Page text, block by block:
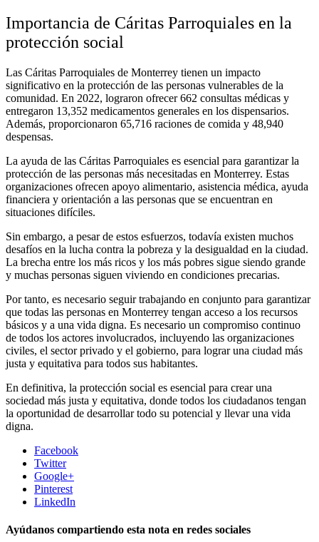
Importancia de Cáritas Parroquiales en la
protección social
Las Cáritas Parroquiales de Monterrey tienen un impacto
significativo en la protección de las personas vulnerables de la
comunidad. En 2022, lograron ofrecer 662 consultas médicas y
entregaron 13,352 medicamentos generales en los dispensarios.
Además, proporcionaron 65,716 raciones de comida y 48,940
despensas.
La ayuda de las Cáritas Parroquiales es esencial para garantizar la
protección de las personas más necesitadas en Monterrey. Estas
organizaciones ofrecen apoyo alimentario, asistencia médica, ayuda
financiera y orientación a las personas que se encuentran en
situaciones difíciles.
Sin embargo, a pesar de estos esfuerzos, todavía existen muchos
desafíos en la lucha contra la pobreza y la desigualdad en la ciudad.
La brecha entre los más ricos y los más pobres sigue siendo grande
y muchas personas siguen viviendo en condiciones precarias.
Por tanto, es necesario seguir trabajando en conjunto para garantizar
que todas las personas en Monterrey tengan acceso a los recursos
básicos y a una vida digna. Es necesario un compromiso continuo
de todos los actores involucrados, incluyendo las organizaciones
civiles, el sector privado y el gobierno, para lograr una ciudad más
justa y equitativa para todos sus habitantes.
En definitiva, la protección social es esencial para crear una
sociedad más justa y equitativa, donde todos los ciudadanos tengan
la oportunidad de desarrollar todo su potencial y llevar una vida
digna.
Facebook
Twitter
Google+
Pinterest
LinkedIn
Ayúdanos compartiendo esta nota en redes sociales